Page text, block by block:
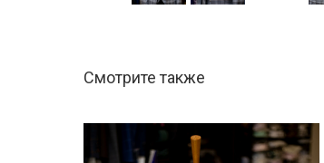
Смотрите также